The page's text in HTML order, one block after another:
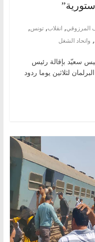
المرزوقي, انقلاب, تونس,
, واتحاد الشغل
سعيّد بإقالة رئيس
لثلاثين يوما ردود